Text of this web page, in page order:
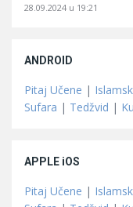
28.09.2024 u 19:21
ANDROID
Pitaj Učene |
Sufara | Tedžvid |
APPLE iOS
Pitaj Učene |